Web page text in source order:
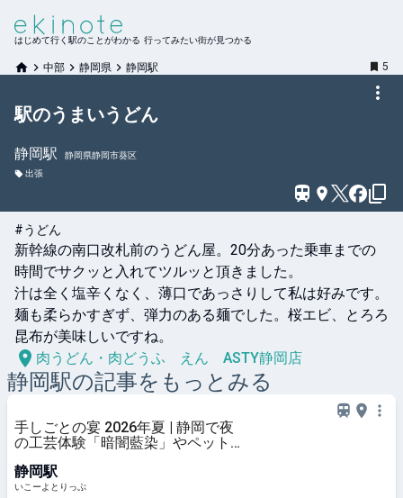
はじめて行く駅のことがわかる 行ってみたい街が見つかる
中部 静岡県 静岡駅 5
駅のうまいうどん
静岡駅
静岡県静岡市葵区
出張
#うどん
新幹線の南口改札前のうどん屋。20分あった乗車までの
時間でサクッと入れてツルッと頂きました。
汁は全く塩辛くなく、薄口であっさりして私は好みです。
麺も柔らかすぎず、弾力のある麺でした。桜エビ、とろろ
昆布が美味しいですね。
肉うどん・肉どうふ えん ASTY静岡店
静岡駅の記事をもっとみる
手しごとの宴 2026年夏 | 静岡で夜
の工芸体験「暗闇藍染」やペット
ント開催 | 静岡県静岡市 | いこーよ
とりっぷ
静岡駅
いこーよとりっぷ